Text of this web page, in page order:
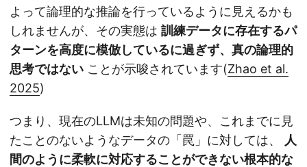
よって論理的な推論を行っているように見えるかも
しれませんが、その実態は 訓練データに存在するパ
ターンを高度に模倣しているに過ぎず、真の論理的
思考ではない ことが示唆されています(Zhao et al.
2025)
つまり、現在のLLMは未知の問題や、これまでに見
たことのないようなデータの「罠」に対しては、
人
間のように柔軟に対応することができない根本的な